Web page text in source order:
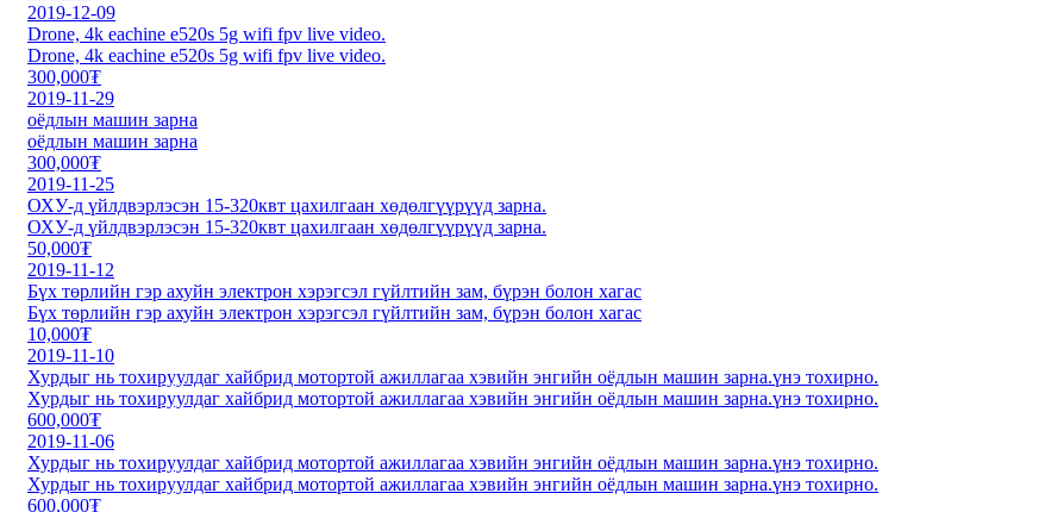
2019-12-09
Drone, 4k eachine e520s 5g wifi fpv live video.
Drone, 4k eachine e520s 5g wifi fpv live video.
300,000₮
2019-11-29
оёдлын машин зарна
оёдлын машин зарна
300,000₮
2019-11-25
ОХУ-д үйлдвэрлэсэн 15-320квт цахилгаан хөдөлгүүрүүд зарна.
ОХУ-д үйлдвэрлэсэн 15-320квт цахилгаан хөдөлгүүрүүд зарна.
50,000₮
2019-11-12
Бүх төрлийн гэр ахуйн электрон хэрэгсэл гүйлтийн зам, бүрэн болон хагас
Бүх төрлийн гэр ахуйн электрон хэрэгсэл гүйлтийн зам, бүрэн болон хагас
10,000₮
2019-11-10
Хурдыг нь тохируулдаг хайбрид мотортой ажиллагаа хэвийн энгийн оёдлын машин зарна.үнэ тохирно.
Хурдыг нь тохируулдаг хайбрид мотортой ажиллагаа хэвийн энгийн оёдлын машин зарна.үнэ тохирно.
600,000₮
2019-11-06
Хурдыг нь тохируулдаг хайбрид мотортой ажиллагаа хэвийн энгийн оёдлын машин зарна.үнэ тохирно.
Хурдыг нь тохируулдаг хайбрид мотортой ажиллагаа хэвийн энгийн оёдлын машин зарна.үнэ тохирно.
600,000₮